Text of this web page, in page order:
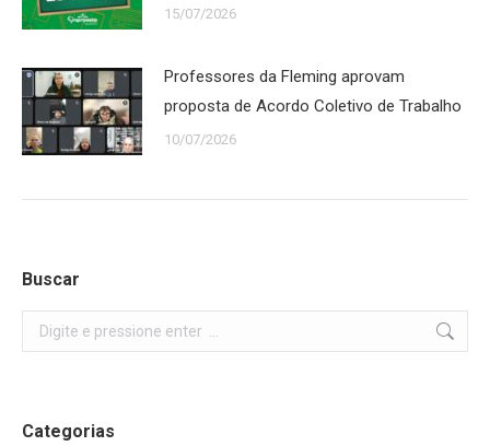
15/07/2026
Professores da Fleming aprovam
proposta de Acordo Coletivo de Trabalho
10/07/2026
Buscar
Search:
Categorias